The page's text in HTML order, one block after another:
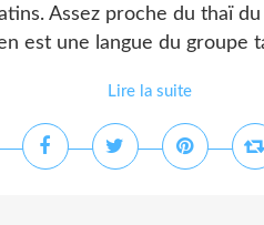
Assez proche du thaï
est une langue du groupe
Lire la suite